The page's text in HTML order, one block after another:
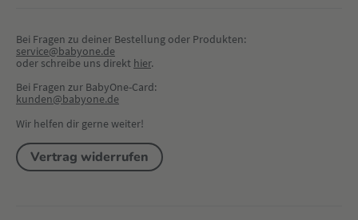
Bei Fragen zu deiner Bestellung oder Produkten:
service@babyone.de
oder schreibe uns direkt hier.
Bei Fragen zur BabyOne-Card:
kunden@babyone.de
Wir helfen dir gerne weiter!
Vertrag widerrufen